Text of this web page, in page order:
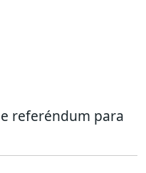
referéndum para